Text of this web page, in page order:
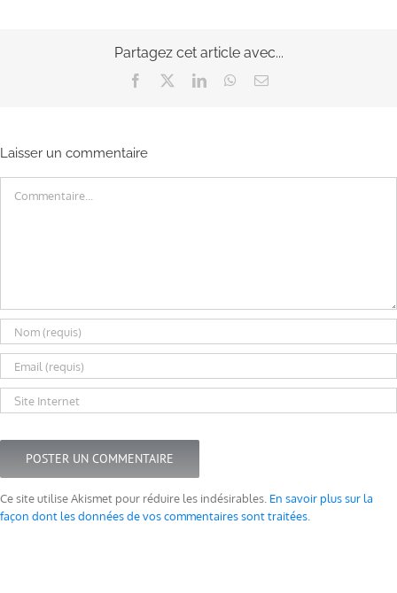
Partagez cet article avec...
Facebook LinkedInWhatsApp
Email
Laisser un commentaire
Ce site utilise Akismet pour réduire les indésirables. En savoir plus sur la
façon dont les données de vos commentaires sont traitées.